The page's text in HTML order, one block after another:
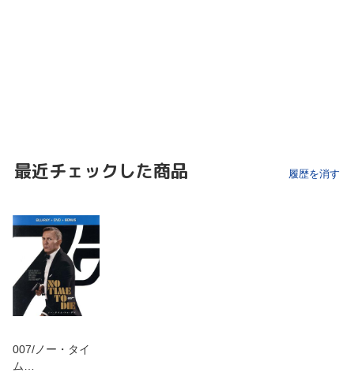
最近チェックした商品 履歴を消す
007/ノー・タイ
ム…